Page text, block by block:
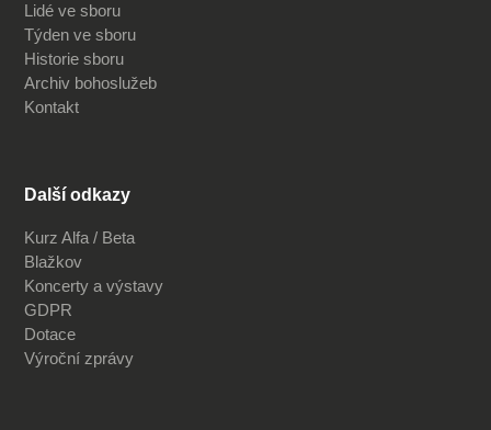
Lidé ve sboru
Týden ve sboru
Historie sboru
Archiv bohoslužeb
Kontakt
Další odkazy
Kurz Alfa / Beta
Blažkov
Koncerty a výstavy
GDPR
Dotace
Výroční zprávy